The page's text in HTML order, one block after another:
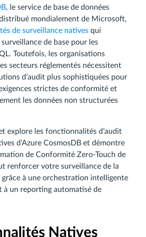
, le service de base de données
mondialement de Microsoft,
de surveillance natives qui
de base pour les
Toutefois, les organisations
secteurs réglementés nécessitent
d’audit plus sophistiquées pour
strictes de conformité et
les données non structurées
explore les fonctionnalités d’audit
d’Azure CosmosDB et démontre
de Conformité Zero-Touch de
renforcer votre surveillance de la
grâce à une orchestration intelligente
à un reporting automatisé de
Natives